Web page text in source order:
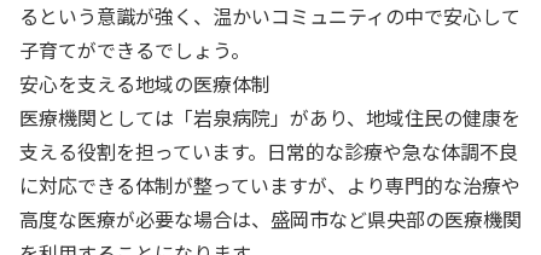
るという意識が強く、温かいコミュニティの中で安心して
子育てができるでしょう。
安心を支える地域の医療体制
医療機関としては「岩泉病院」があり、地域住民の健康を
支える役割を担っています。日常的な診療や急な体調不良
に対応できる体制が整っていますが、より専門的な治療や
高度な医療が必要な場合は、盛岡市など県央部の医療機関